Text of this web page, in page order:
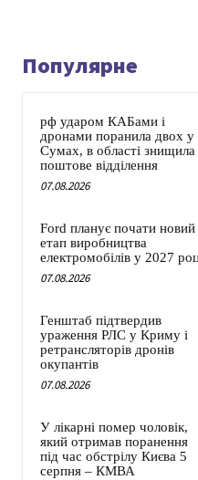
Популярне
рф ударом КАБами і
дронами поранила двох у
Сумах, в області знищила
поштове відділення
07.08.2026
Ford планує почати новий
етап виробництва
електромобілів у 2027
07.08.2026
Генштаб підтвердив
ураження РЛС у Криму і
ретрансляторів дронів
окупантів
07.08.2026
У лікарні помер чоловік,
який отримав поранення
під час обстрілу Києва 5
серпня – КМВА